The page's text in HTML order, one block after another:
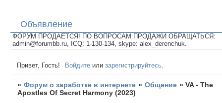
Объявление
ФОРУМ ПРОДАЕТСЯ! ПО ВОПРОСАМ ПРОДАЖИ ОБРАЩАТЬСЯ:
admin@forumbb.ru, ICQ: 1-130-134, skype: alex_derenchuk.
Привет, Гость! Войдите илизарегистрируйтесь
» Форум о заработке в интернете » Общение »VA - The
Apostles Of Secret Harmony (2023)